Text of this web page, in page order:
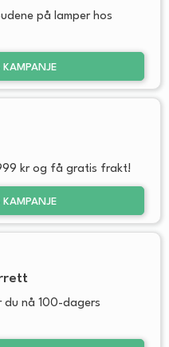
på lamper hos
KAMPANJE
kr og få gratis frakt!
KAMPANJE
du nå 100-dagers